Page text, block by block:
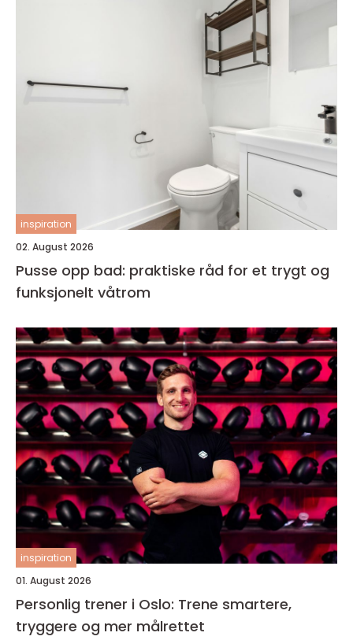
inspiration
02. August 2026
Pusse opp bad: praktiske råd for et trygt og
funksjonelt våtrom
inspiration
01. August 2026
Personlig trener i Oslo: Trene smartere,
tryggere og mer målrettet